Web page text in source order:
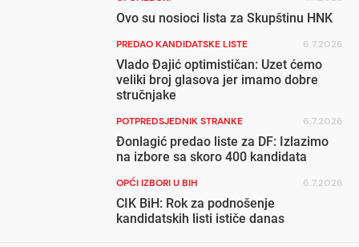
Ovo su nosioci lista za Skupštinu HNK
PREDAO KANDIDATSKE LISTE 6.7.2026
Vlado Đajić optimističan: Uzet ćemo
veliki broj glasova jer imamo dobre
stručnjake
POTPREDSJEDNIK STRANKE 6.7.2026
Đonlagić predao liste za DF: Izlazimo
na izbore sa skoro 400 kandidata
OPĆI IZBORI U BIH 6.7.2026
CIK BiH: Rok za podnošenje
kandidatskih listi ističe danas